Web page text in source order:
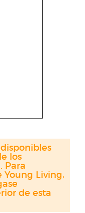
los
Para
Living,
de esta